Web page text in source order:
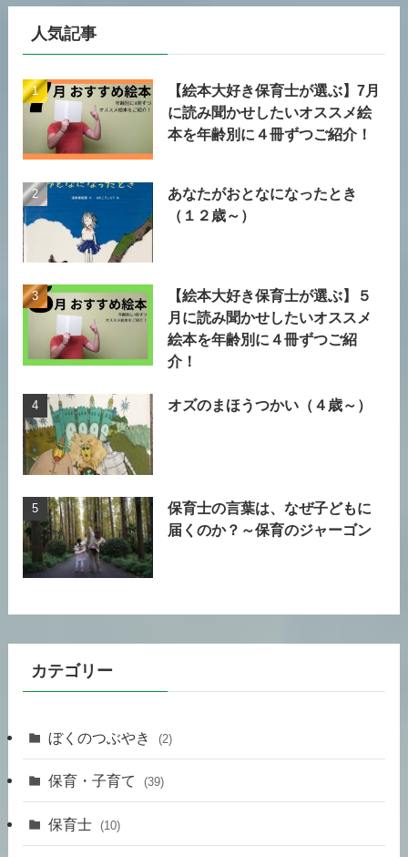
人気記事
【絵本大好き保育士が選ぶ】7月
に読み聞かせしたいオススメ絵
本を年齢別に４冊ずつご紹介！
あなたがおとなになったとき
（１２歳～）
【絵本大好き保育士が選ぶ】５
月に読み聞かせしたいオススメ
絵本を年齢別に４冊ずつご紹
介！
オズのまほうつかい（４歳～）
保育士の言葉は、なぜ子どもに
届くのか？～保育のジャーゴン
カテゴリー
ぼくのつぶやき (2)
保育・子育て (39)
保育士 (10)